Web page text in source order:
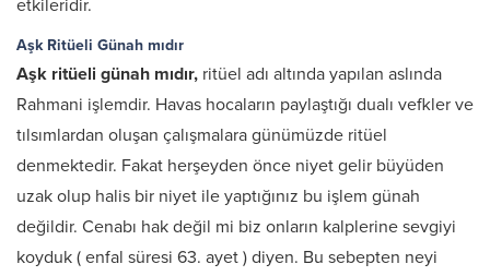
etkileridir.
Aşk Ritüeli Günah mıdır
Aşk ritüeli günah mıdır, ritüel adı altında yapılan aslında
Rahmani işlemdir. Havas hocaların paylaştığı dualı vefkler ve
tılsımlardan oluşan çalışmalara günümüzde ritüel
denmektedir. Fakat herşeyden önce niyet gelir büyüden
uzak olup halis bir niyet ile yaptığınız bu işlem günah
değildir. Cenabı hak değil mi biz onların kalplerine sevgiyi
koyduk ( enfal süresi 63. ayet ) diyen. Bu sebepten neyi